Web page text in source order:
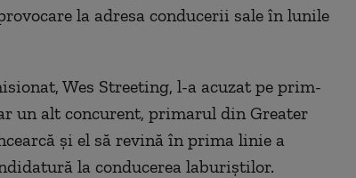
la adresa conducerii sale în lunile
Wes Streeting, l-a acuzat pe prim-
un alt concurent, primarul din Greater
şi el să revină în prima linie a
la conducerea laburiştilor.